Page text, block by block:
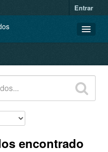
Entrar
encontrado